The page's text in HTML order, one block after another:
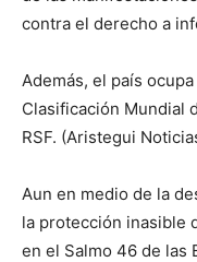
contra el derecho a
Además, el país
Clasificación Mundial
RSF. (Aristegui
Aun en medio de la
la protección inasible
en el Salmo 46 de las